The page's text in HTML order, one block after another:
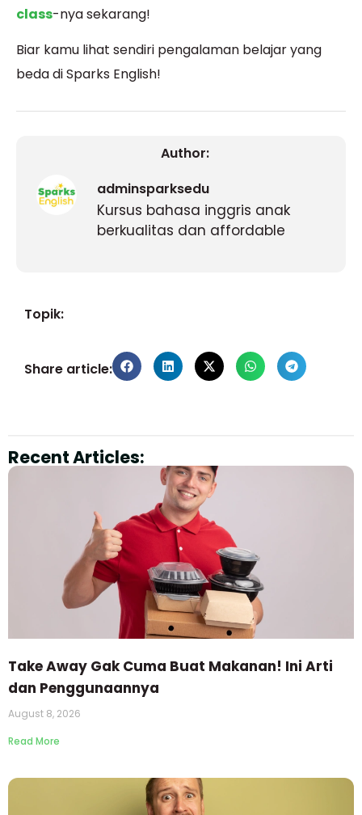
class-nya sekarang!
Biar kamu lihat sendiri pengalaman belajar yang
beda di Sparks English!
Author:
adminsparksedu
Kursus bahasa inggris anak
berkualitas dan affordable
Topik:
Share article:
Recent Articles:
Take Away Gak Cuma Buat Makanan! Ini Arti
dan Penggunaannya
August 8, 2026
Read More